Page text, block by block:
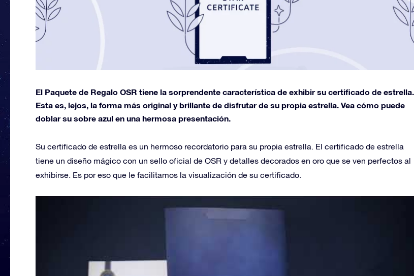
El Paquete de Regalo OSR tiene la sorprendente característica de exhibir su certificado de estrella.
Esta es, lejos, la forma más original y brillante de disfrutar de su propia estrella. Vea cómo puede
doblar su sobre azul en una hermosa presentación.
Su certificado de estrella es un hermoso recordatorio para su propia estrella. El certificado de estrella
tiene un diseño mágico con un sello oficial de OSR y detalles decorados en oro que se ven perfectos al
exhibirse. Es por eso que le facilitamos la visualización de su certificado.